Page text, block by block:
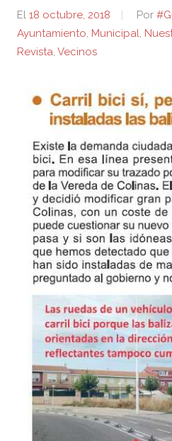
El 18 octubre, 2018 Por
Ayuntamiento, Municipal,
Revista, Vecinos